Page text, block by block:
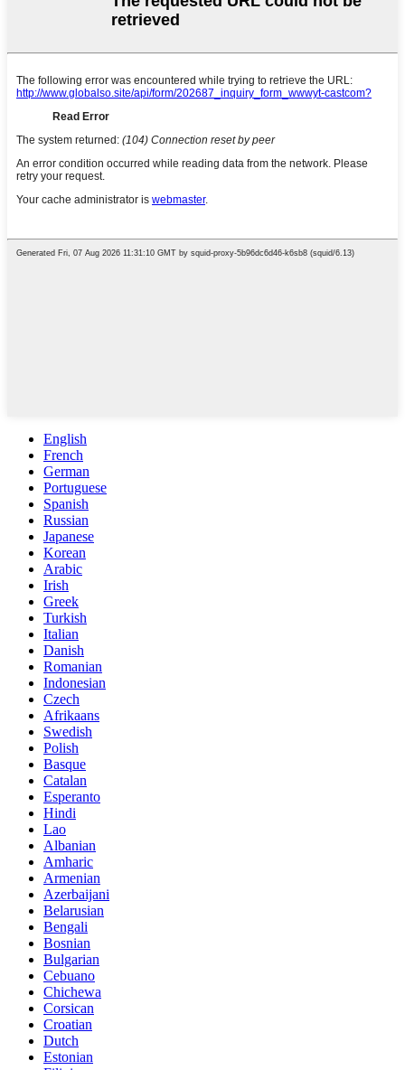
English
French
German
Portuguese
Spanish
Russian
Japanese
Korean
Arabic
Irish
Greek
Turkish
Italian
Danish
Romanian
Indonesian
Czech
Afrikaans
Swedish
Polish
Basque
Catalan
Esperanto
Hindi
Lao
Albanian
Amharic
Armenian
Azerbaijani
Belarusian
Bengali
Bosnian
Bulgarian
Cebuano
Chichewa
Corsican
Croatian
Dutch
Estonian